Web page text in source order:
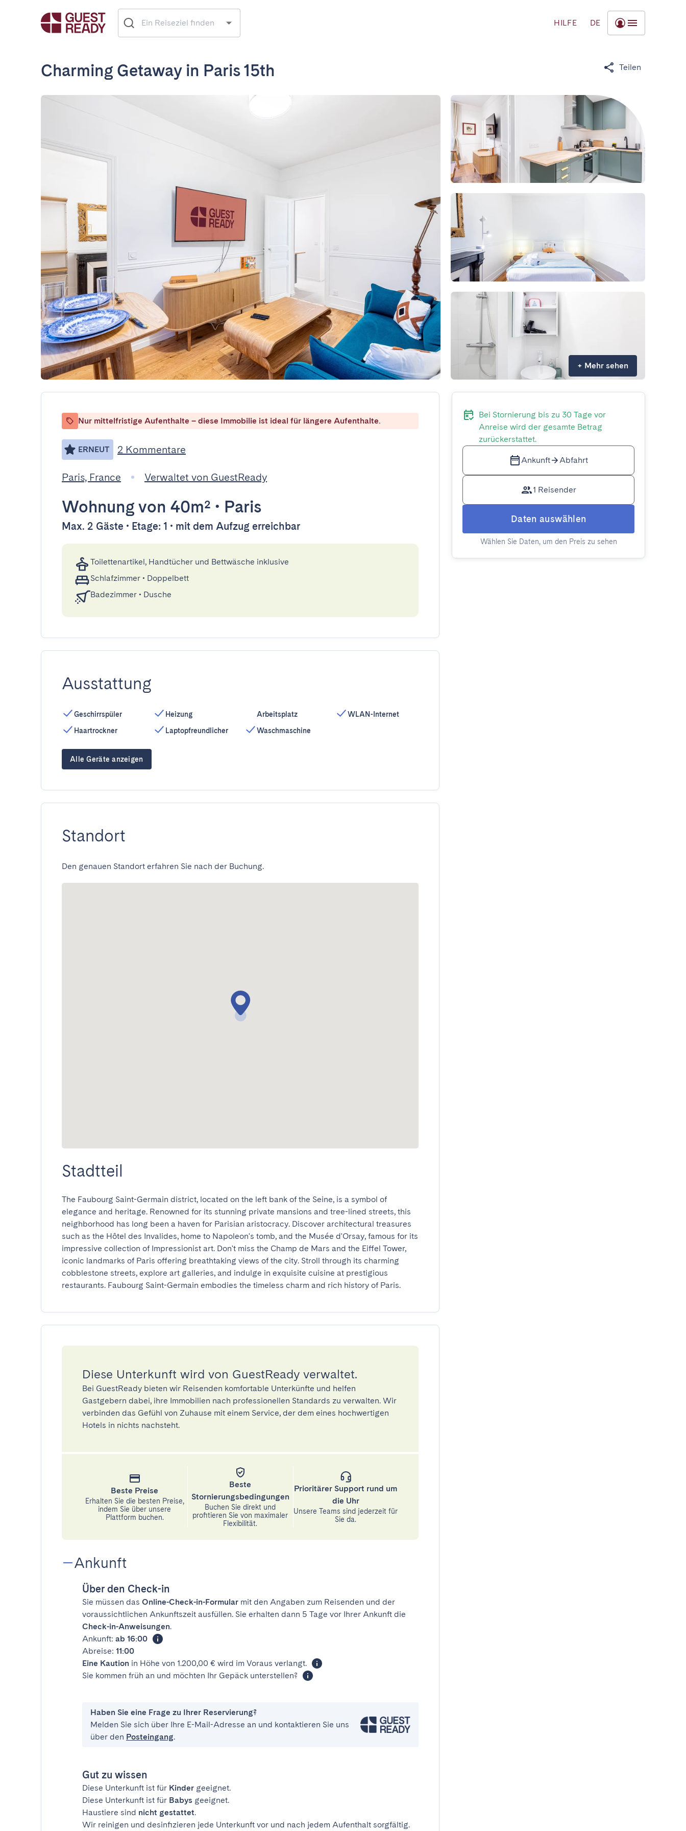
HILFE DE
Charming Getaway in Paris 15th Teilen
+ Mehr sehen
Nur mittelfristige Aufenthalte – diese Immobilie ist ideal für längere Aufenthalte.
ERNEUT 2 Kommentare
Paris, France Verwaltet von GuestReady
Wohnungvon 40m² • Paris
Max. 2 Gäste • Etage: 1 • mit dem Aufzug erreichbar
Toilettenartikel, Handtücher und Bettwäsche inklusive
Schlafzimmer • Doppelbett
Badezimmer • Dusche
Ausstattung
Geschirrspüler
Haartrockner
Heizung
Laptopfreundlicher
Arbeitsplatz
Waschmaschine
WLAN-Internet
Alle Geräte anzeigen
Standort
Den genauen Standort erfahren Sie nach der Buchung.
Stadtteil
The Faubourg Saint-Germain district, located on the left bank of the Seine, is a symbol of
elegance and heritage. Renowned for its stunning private mansions and tree-lined streets, this
neighborhood has long been a haven for Parisian aristocracy. Discover architectural treasures
such as the Hôtel des Invalides, home to Napoleon's tomb, and the Musée d'Orsay, famous for its
impressive collection of Impressionist art. Don't miss the Champ de Mars and the Eiffel Tower,
iconic landmarks of Paris offering breathtaking views of the city. Stroll through its charming
cobblestone streets, explore art galleries, and indulge in exquisite cuisine at prestigious
restaurants. Faubourg Saint-Germain embodies the timeless charm and rich history of Paris.
Diese Unterkunft wird von GuestReady verwaltet.
Bei GuestReady bieten wir Reisenden komfortable Unterkünfte und helfen
Gastgebern dabei, ihre Immobilien nach professionellen Standards zu verwalten. Wir
verbinden das Gefühl von Zuhause mit einem Service, der dem eines hochwertigen
Hotels in nichts nachsteht.
Beste Preise
Erhalten Sie die besten Preise,
indem Sie über unsere
Plattform buchen.
Beste
Stornierungsbedingungen
Buchen Sie direkt und
profitieren Sie von maximaler
Flexibilität.
Prioritärer Support rund um
die Uhr
Unsere Teams sind jederzeit für
Sie da.
Ankunft
Über den Check-in
Sie müssen das Online-Check-in-Formular mit den Angaben zum Reisenden und der
voraussichtlichen Ankunftszeit ausfüllen. Sie erhalten dann 5 Tage vor Ihrer Ankunft die
Check-in-Anweisungen.
Ankunft: ab 16:00
Abreise: 11:00
Eine Kaution in Höhe von 1.200,00 € wird im Voraus verlangt.
Sie kommen früh an und möchten Ihr Gepäck unterstellen?
Haben Sie eine Frage zu Ihrer Reservierung?
Melden Sie sich über Ihre E-Mail-Adresse an und kontaktieren Sie uns
über den Posteingang.
Gut zu wissen
Diese Unterkunft ist für Kinder geeignet.
Diese Unterkunft ist für Babys geeignet.
Haustiere sind nicht gestattet.
Wir reinigen und desinfizieren jede Unterkunft vor und nach jedem Aufenthalt sorgfältig.
Bei Stornierung bis zu 30 Tage vor
Anreise wird der gesamte Betrag
zurückerstattet.
Ankunft Abfahrt
1 Reisender
Daten auswählen
Wählen Sie Daten, um den Preis zu sehen